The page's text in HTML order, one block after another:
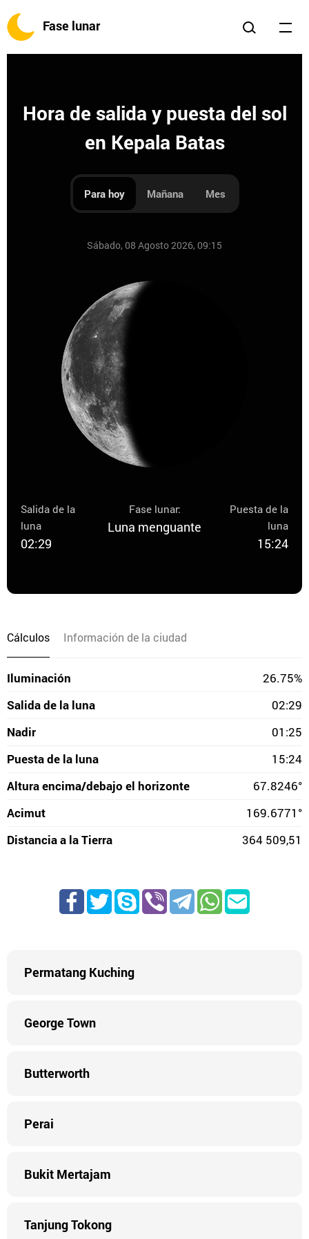
Fase lunar
Hora de salida y puesta del sol
en Kepala Batas
Para hoy Mañana Mes
Sábado, 08 Agosto 2026, 09:15
Salida de la
luna
02:29
Fase lunar:
Luna menguante
Puesta de la
luna
15:24
Cálculos Información de la ciudad
Iluminación
26.75%
Salida de la luna
02:29
Nadir
01:25
Puesta de la luna
15:24
Altura encima/debajo el horizonte
67.8246°
Acimut
169.6771°
Distancia a la Tierra
364 509,51
Permatang Kuching
George Town
Butterworth
Perai
Bukit Mertajam
Tanjung Tokong